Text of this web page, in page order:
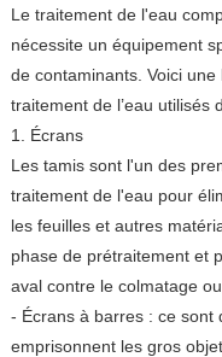
Le traitement de l'eau
nécessite un équipement
de contaminants. Voici
traitement de l’eau utilisés
1. Écrans
Les tamis sont l'un des
traitement de l'eau pour
les feuilles et autres
phase de prétraitement et
aval contre le colmatage
- Écrans à barres : ce sont
emprisonnent les gros